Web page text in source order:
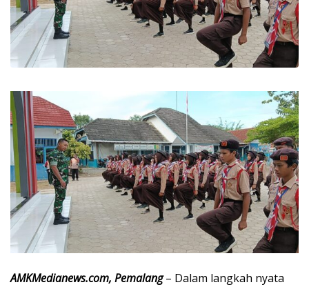
AMKMedianews.com, Pemalang – Dalam langkah nyata